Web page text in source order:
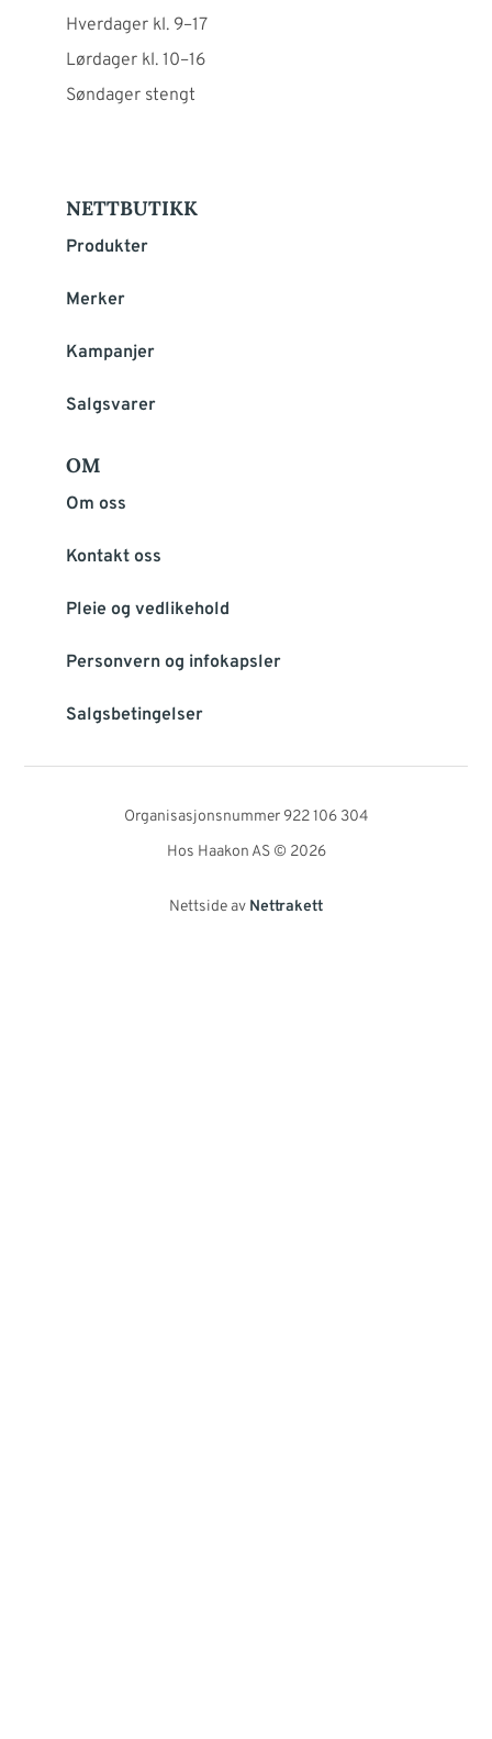
Hverdager kl. 9–17
Lørdager kl. 10–16
Søndager stengt
NETTBUTIKK
Produkter
Merker
Kampanjer
Salgsvarer
OM
Om oss
Kontakt oss
Pleie og vedlikehold
Personvern og infokapsler
Salgsbetingelser
Organisasjonsnummer 922 106 304
Hos Haakon AS © 2026
Nettside av Nettrakett